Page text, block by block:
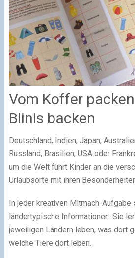
Vom Koffer
Blinis backen
Deutschland, Indien, Japan,
Russland, Brasilien, USA oder
um die Welt führt Kinder an die
Urlaubsorte mit ihren
In jeder kreativen Mitmach-Aufgabe
ländertypische Informationen. Sie
jeweiligen Ländern leben, was dort
welche Tiere dort leben.